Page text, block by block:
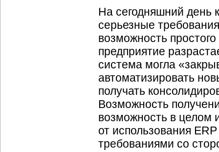
На сегодняшний день
серьезные
возможность
предприятие
система могла
автоматизировать
получать
Возможность
возможность в целом
от использования
требованиями со